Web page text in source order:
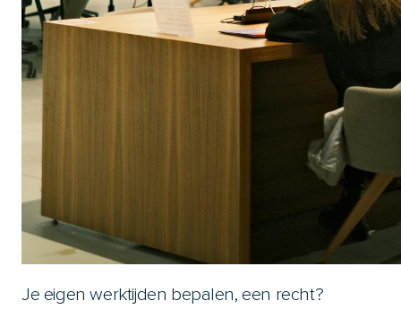
Je eigen werktijden bepalen, een recht?